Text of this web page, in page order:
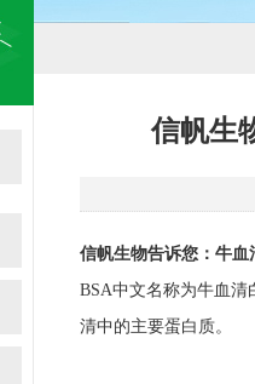
信帆生
信帆生物告诉您：牛
BSA中文名称为牛血
清中的主要蛋白质。